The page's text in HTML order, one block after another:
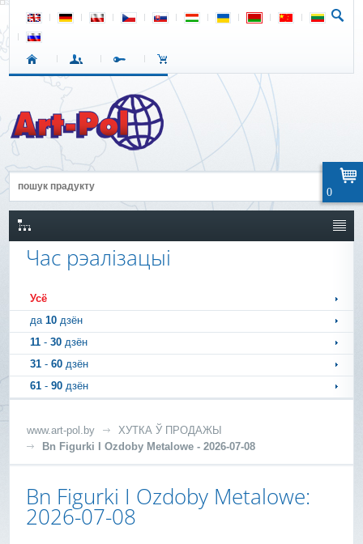
Час рэалізацыі
Усё
да10дзён
11 -30 дзён
31 -60 дзён
61 -90 дзён
www.art-pol.by
ХУТКА Ў ПРОДАЖЫ
Bn Figurki I Ozdoby Metalowe - 2026-07-08
Bn Figurki I Ozdoby Metalowe:
2026-07-08
0